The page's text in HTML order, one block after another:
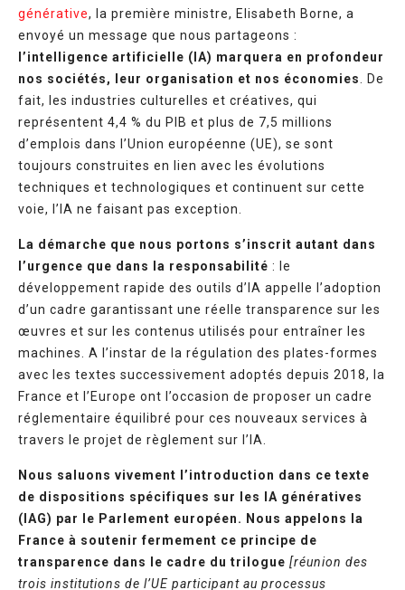
générative,
la première ministre, Elisabeth Borne, a
envoyé un message que nous partageons :
l’intelligence artificielle (IA) marquera en profondeur
nos sociétés, leur organisation et nos économies
. De
fait, les industries culturelles et créatives, qui
représentent 4,4 % du PIB et plus de 7,5 millions
d’emplois dans l’Union européenne (UE), se sont
toujours construites en lien avec les évolutions
techniques et technologiques et continuent sur cette
voie, l’IA ne faisant pas exception.
La démarche que nous portons s’inscrit autant dans
l’urgence que dans la responsabilité : le
développement rapide des outils d’IA appelle l’adoption
d’un cadre garantissant une réelle transparence sur les
œuvres et sur les contenus utilisés pour entraîner les
machines. A l’instar de la régulation des plates-formes
avec les textes successivement adoptés depuis 2018, la
France et l’Europe ont l’occasion de proposer un cadre
réglementaire équilibré pour ces nouveaux services à
travers le projet de règlement sur l’IA.
Nous saluons vivement l’introduction dans ce texte
de dispositions spécifiques sur les IA génératives
(IAG) par le Parlement européen. Nous appelons la
France à soutenir fermement ce principe de
transparence dans le cadre du trilogue [réunion des
trois institutions de l’UE participant au processus